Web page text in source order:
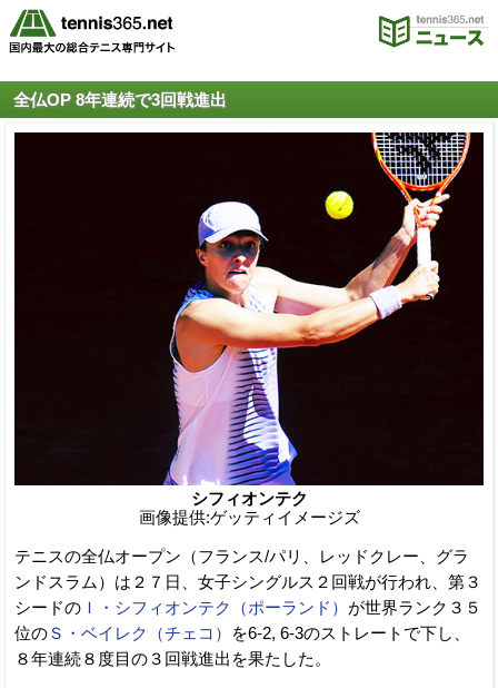
全仏OP 8年連続で3回戦進出
シフィオンテク
画像提供:ゲッティイメージズ
テニスの全仏オープン（フランス/パリ、レッドクレー、グラ
ンドスラム）は２７日、女子シングルス２回戦が行われ、第３
シードの Ｉ・シフィオンテク（ポーランド） が世界ランク３５
位のＳ・ベイレク（チェコ）
を6-2, 6-3のストレートで下し、
８年連続８度目の３回戦進出を果たした。